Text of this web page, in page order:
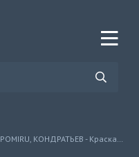
POMIRU, КОНДРАТЬЕВ - Красками января